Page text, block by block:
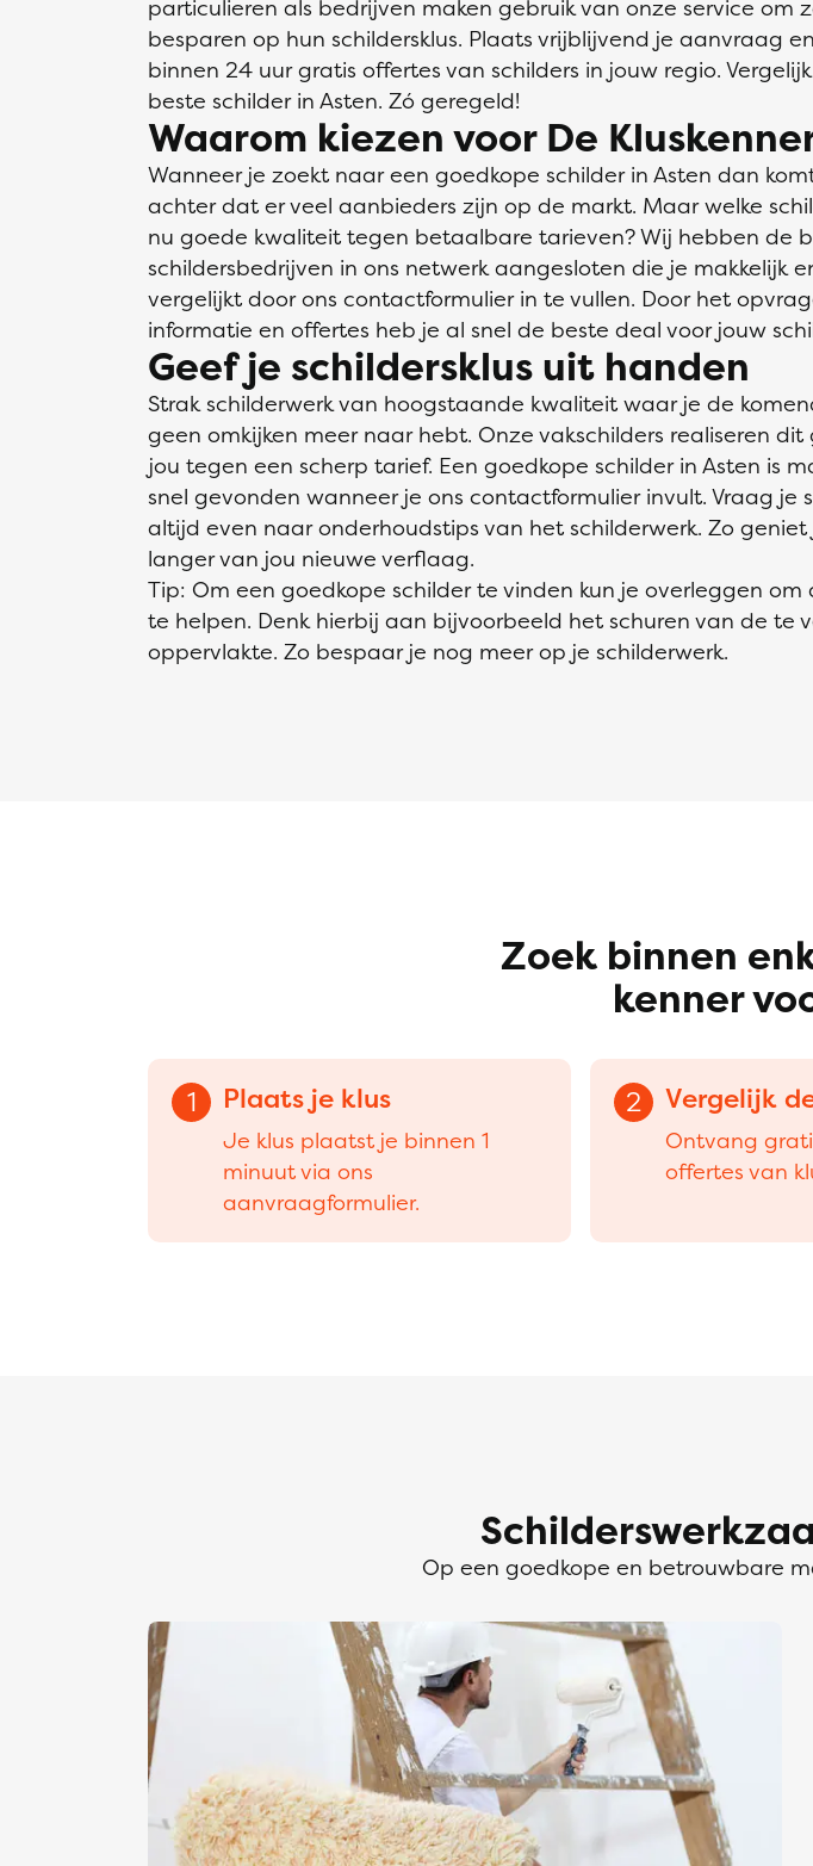
particulieren als bedrijven maken gebruik van onze service om
besparen op hun schildersklus. Plaats vrijblijvend je aanvraag
binnen 24 uur gratis offertes van schilders in jouw regio.
beste schilder in Asten. Zó geregeld!
Waarom kiezen voor De
Wanneer je zoekt naar een goedkope schilder in Asten dan
achter dat er veel aanbieders zijn op de markt. Maar welke
nu goede kwaliteit tegen betaalbare tarieven? Wij hebben de
schildersbedrijven in ons netwerk aangesloten die je makkelijk
vergelijkt door ons contactformulier in te vullen. Door het
informatie en offertes heb je al snel de beste deal voor jouw
Geef je schildersklus uit handen
Strak schilderwerk van hoogstaande kwaliteit waar je de
geen omkijken meer naar hebt. Onze vakschilders realiseren
jou tegen een scherp tarief. Een goedkope schilder in Asten is
snel gevonden wanneer je ons contactformulier invult. Vraag je
altijd even naar onderhoudstips van het schilderwerk. Zo geniet
langer van jou nieuwe verflaag.
Tip: Om een goedkope schilder te vinden kun je overleggen om
te helpen. Denk hierbij aan bijvoorbeeld het schuren van de te
oppervlakte. Zo bespaar je nog meer op je schilderwerk.
Zoek binnen
kenner
1 Plaats je klus
Je klus plaatst je binnen 1
minuut via ons
aanvraagformulier.
2 Vergelijk
Ontvang
offertes van
Op een goedkope en betrouwbare